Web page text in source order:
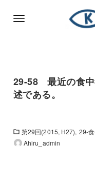
29-58 最近の食中
述である。
第29回(2015, H27) 29-
Ahiru_admin